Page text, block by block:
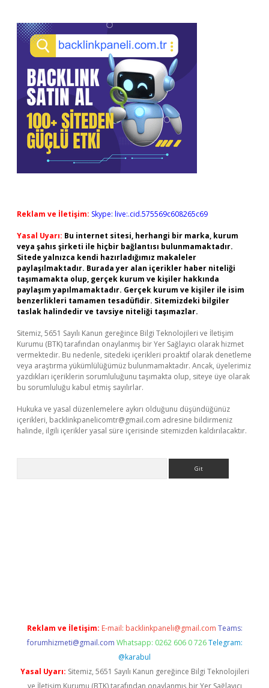
Reklam ve İletişim: Skype: live:.cid.575569c608265c69
Yasal Uyarı: Bu internet sitesi, herhangi bir marka, kurum
veya şahıs şirketi ile hiçbir bağlantısı bulunmamaktadır.
Sitede yalnızca kendi hazırladığımız makaleler
paylaşılmaktadır. Burada yer alan içerikler haber niteliği
taşımamakta olup, gerçek kurum ve kişiler hakkında
paylaşım yapılmamaktadır. Gerçek kurum ve kişiler ile isim
benzerlikleri tamamen tesadüfidir. Sitemizdeki bilgiler
taslak halindedir ve tavsiye niteliği taşımazlar.
Sitemiz, 5651 Sayılı Kanun gereğince Bilgi Teknolojileri ve İletişim
Kurumu (BTK) tarafından onaylanmış bir Yer Sağlayıcı olarak hizmet
vermektedir. Bu nedenle, sitedeki içerikleri proaktif olarak denetleme
veya araştırma yükümlülüğümüz bulunmamaktadır. Ancak, üyelerimiz
yazdıkları içeriklerin sorumluluğunu taşımakta olup, siteye üye olarak
bu sorumluluğu kabul etmiş sayılırlar.
Hukuka ve yasal düzenlemelere aykırı olduğunu düşündüğünüz
içerikleri, backlinkpanelicomtr@gmail.com adresine bildirmeniz
halinde, ilgili içerikler yasal süre içerisinde sitemizden kaldırılacaktır.
Reklam ve İletişim: E-mail: backlinkpaneli@gmail.com Teams:
forumhizmeti@gmail.com Whatsapp: 0262 606 0 726 Telegram:
@karabul
Yasal Uyarı: Sitemiz, 5651 Sayılı Kanun gereğince Bilgi Teknolojileri
ve İletişim Kurumu (BTK) tarafından onaylanmış bir Yer Sağlayıcı